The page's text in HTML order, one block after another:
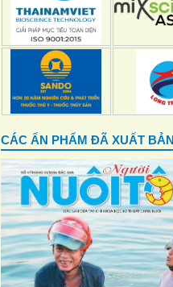
CÁC ẤN PHẨM ĐÃ XUẤT BẢN